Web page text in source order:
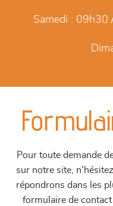
Samedi : 09h30
Pour toute demande
sur notre site,
répondrons dans les
formulaire de